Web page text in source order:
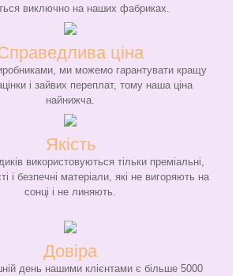
виключно на наших фабриках.
ціна
ми можемо гарантувати кращу
і зайвих переплат, тому наша ціна
найнижча.
Якість
використовуються тільки преміальні,
і безпечні матеріали, які не вигоряють на
сонці і не линяють.
Довіра
день нашими клієнтами є більше 5000